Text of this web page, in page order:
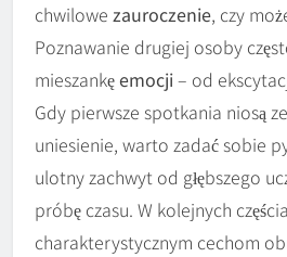
chwilowe zauroczenie, czy
Poznawanie drugiej osoby
mieszankęemocji– od
Gdy pierwsze spotkania niosą
uniesienie, warto zadać sobie
ulotny zachwyt od głębszego
próbę czasu. W kolejnych
charakterystycznym cechom